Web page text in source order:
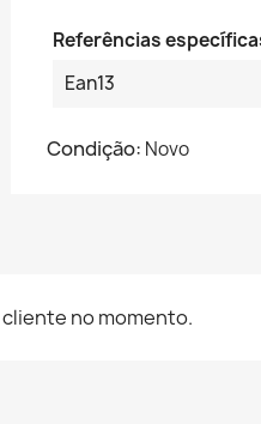
Referências
Ean13
Condição: Novo
cliente no momento.